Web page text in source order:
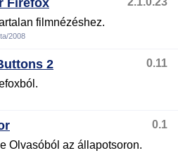
Firefox
filmnézéshez.
2008
2
0.11
0.1
Olvasóból az állapotsoron.